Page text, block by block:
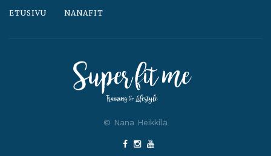
ETUSIVU NANAFIT
© Nana Heikkilä